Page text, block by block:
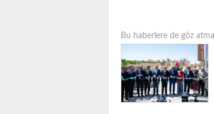
Bu haberlere de göz